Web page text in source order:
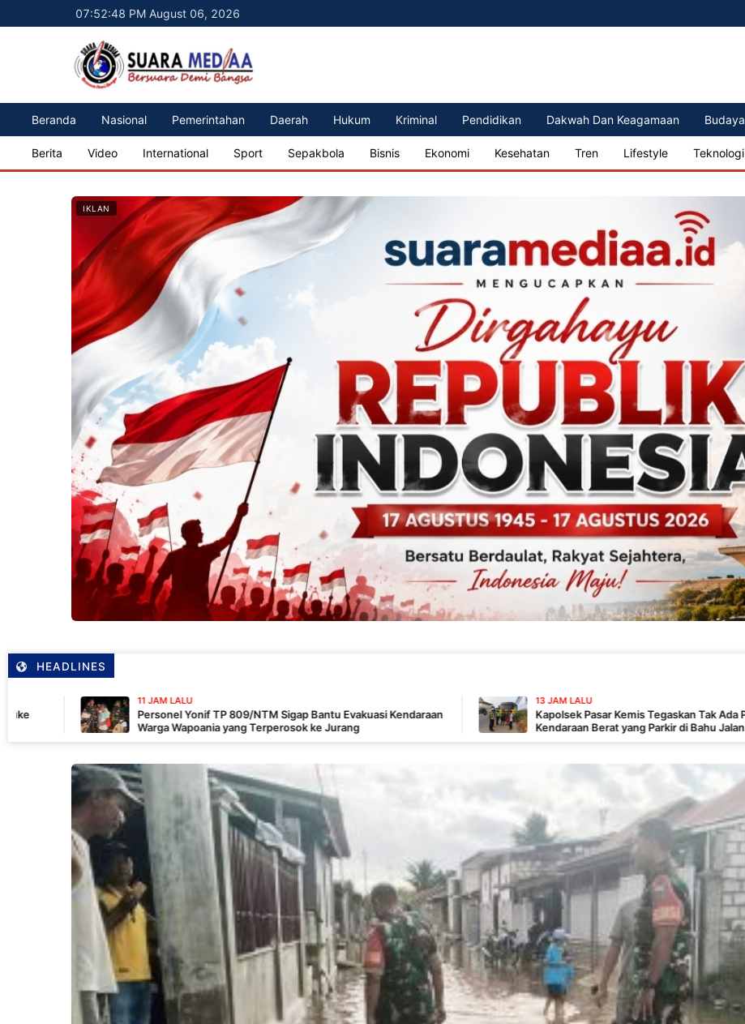
07:52:50 PM August 06, 2026
Beranda Nasional Pemerintahan Daerah Hukum Kriminal Pendidikan Dakwah Dan Keagamaan Budaya
Berita Video International Sport Sepakbola Bisnis Ekonomi Kesehatan Tren Lifestyle Teknologi
IKLAN
HEADLINES
11 JAM LALU
Personel Yonif TP 809/NTM Sigap Bantu Evakuasi Kendaraan
Warga Wapoania yang Terperosok ke Jurang
13 JAM LALU
Kapolsek Pasar Kemis Tegaskan Tak Ada Pembiaran,
Kendaraan Berat yang Parkir di Bahu Jalan Langsung